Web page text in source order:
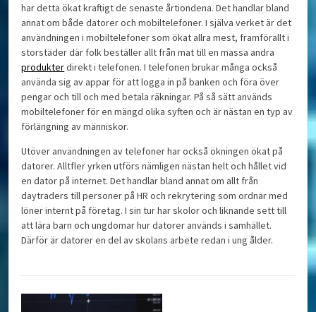
har detta ökat kraftigt de senaste årtiondena. Det handlar bland
annat om både datorer och mobiltelefoner. I själva verket är det
användningen i mobiltelefoner som ökat allra mest, framförallt i
storstäder där folk beställer allt från mat till en massa andra
produkterdirekt i telefonen. I telefonen brukar många också
använda sig av appar för att logga in på banken och föra över
pengar och till och med betala räkningar. På så sätt används
mobiltelefoner för en mängd olika syften och är nästan en typ av
förlängning av människor.
Utöver användningen av telefoner har också ökningen ökat på
datorer. Alltfler yrken utförs nämligen nästan helt och hållet vid
en dator på internet. Det handlar bland annat om allt från
daytraders till personer på HR och rekrytering som ordnar med
löner internt på företag. I sin tur har skolor och liknande sett till
att lära barn och ungdomar hur datorer används i samhället.
Därför är datorer en del av skolans arbete redan i ung ålder.